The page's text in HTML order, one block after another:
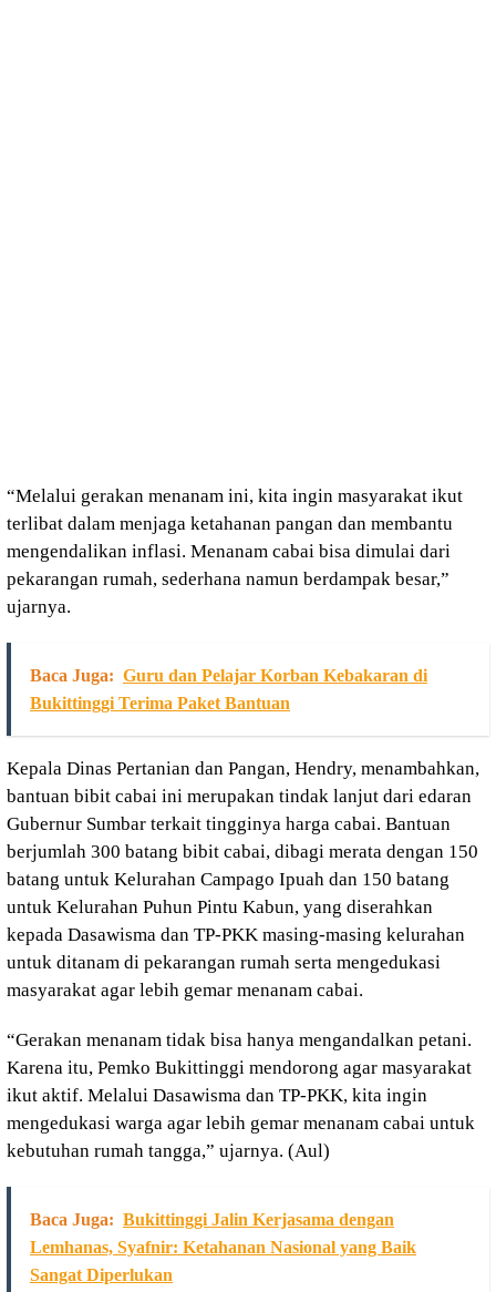
“Melalui gerakan menanam ini, kita ingin masyarakat ikut
terlibat dalam menjaga ketahanan pangan dan membantu
mengendalikan inflasi. Menanam cabai bisa dimulai dari
pekarangan rumah, sederhana namun berdampak besar,”
ujarnya.
Baca Juga: Guru dan Pelajar Korban Kebakaran di
Bukittinggi Terima Paket Bantuan
Kepala Dinas Pertanian dan Pangan, Hendry, menambahkan,
bantuan bibit cabai ini merupakan tindak lanjut dari edaran
Gubernur Sumbar terkait tingginya harga cabai. Bantuan
berjumlah 300 batang bibit cabai, dibagi merata dengan 150
batang untuk Kelurahan Campago Ipuah dan 150 batang
untuk Kelurahan Puhun Pintu Kabun, yang diserahkan
kepada Dasawisma dan TP-PKK masing-masing kelurahan
untuk ditanam di pekarangan rumah serta mengedukasi
masyarakat agar lebih gemar menanam cabai.
“Gerakan menanam tidak bisa hanya mengandalkan petani.
Karena itu, Pemko Bukittinggi mendorong agar masyarakat
ikut aktif. Melalui Dasawisma dan TP-PKK, kita ingin
mengedukasi warga agar lebih gemar menanam cabai untuk
kebutuhan rumah tangga,” ujarnya. (Aul)
Baca Juga: Bukittinggi Jalin Kerjasama dengan
Lemhanas, Syafnir: Ketahanan Nasional yang Baik
Sangat Diperlukan